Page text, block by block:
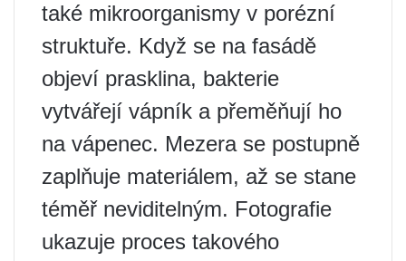
také mikroorganismy v porézní
struktuře. Když se na fasádě
objeví prasklina, bakterie
vytvářejí vápník a přeměňují ho
na vápenec. Mezera se postupně
zaplňuje materiálem, až se stane
téměř neviditelným. Fotografie
ukazuje proces takového